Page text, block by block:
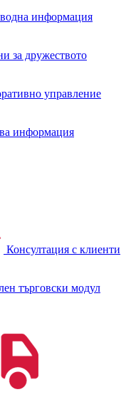
информация
за дружеството
управление
информация
Консултация с клиенти
търговски модул